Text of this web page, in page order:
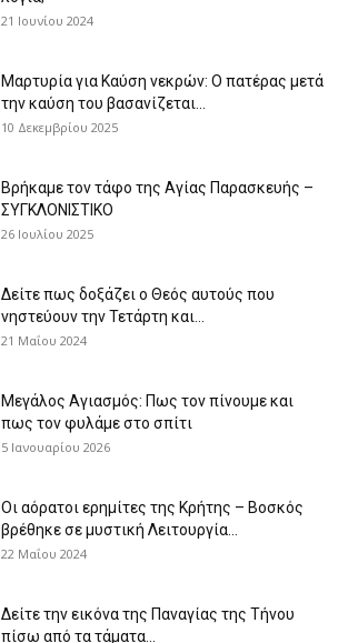
21 Ιουνίου 2024
Μαρτυρία για Καύση νεκρών: Ο πατέρας μετά
την καύση του βασανίζεται...
10 Δεκεμβρίου 2025
Βρήκαμε τον τάφο της Αγίας Παρασκευής –
ΣΥΓΚΛΟΝΙΣΤΙΚΟ
26 Ιουλίου 2025
Δείτε πως δοξάζει ο Θεός αυτούς που
νηστεύουν την Τετάρτη και...
21 Μαΐου 2024
Μεγάλος Αγιασμός: Πως τον πίνουμε και
πως τον φυλάμε στο σπίτι
5 Ιανουαρίου 2026
Οι αόρατοι ερημίτες της Κρήτης – Βοσκός
βρέθηκε σε μυστική Λειτουργία...
22 Μαΐου 2024
Δείτε την εικόνα της Παναγίας της Τήνου
πίσω από τα τάματα...